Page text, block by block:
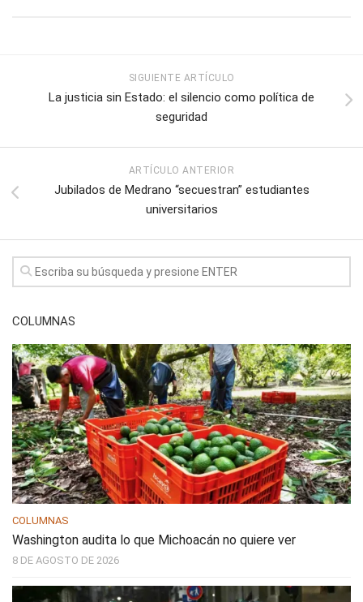
SIGUIENTE ARTÍCULO
La justicia sin Estado: el silencio como política de
seguridad
ARTÍCULO ANTERIOR
Jubilados de Medrano “secuestran” estudiantes
universitarios
COLUMNAS
COLUMNAS
Washington audita lo que Michoacán no quiere ver
8 DE AGOSTO DE 2026